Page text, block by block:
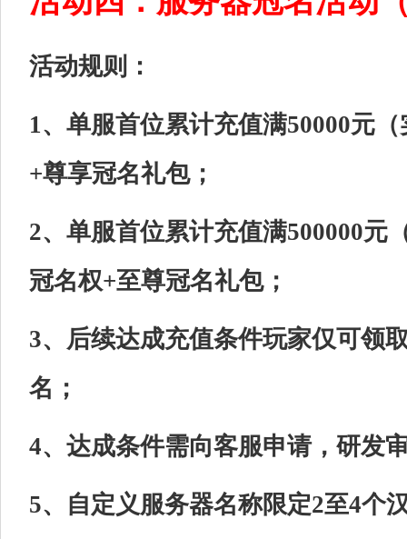
活动规则：
1、单服首位累计充值满50000元
+尊享冠名礼包；
2、单服首位累计充值满500000元
冠名权+至尊冠名礼包；
3、后续达成充值条件玩家仅可领
名；
4、达成条件需向客服申请，研发
5、自定义服务器名称限定2至4个